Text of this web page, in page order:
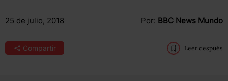
25 de julio, 2018 Por: BBC News Mundo
Compartir Leer después